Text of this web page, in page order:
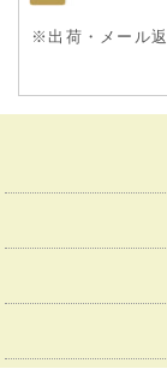
※出荷・メール